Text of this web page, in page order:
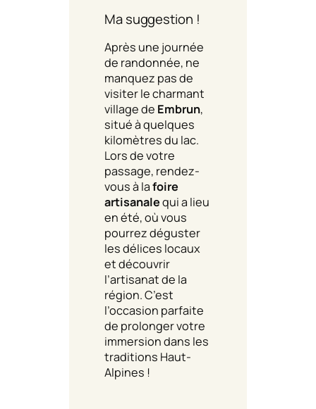
Ma suggestion !
Après une journée
de randonnée, ne
manquez pas de
visiter le charmant
village de Embrun,
situé à quelques
kilomètres du lac.
Lors de votre
passage, rendez-
vous à lafoire
artisanalequi a lieu
en été, où vous
pourrez déguster
les délices locaux
et découvrir
l’artisanat de la
région. C’est
l’occasion parfaite
de prolonger votre
immersion dans les
traditions Haut-
Alpines !